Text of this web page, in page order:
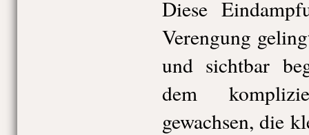
Diese
Verengung
und sichtbar
dem
gewachsen, die